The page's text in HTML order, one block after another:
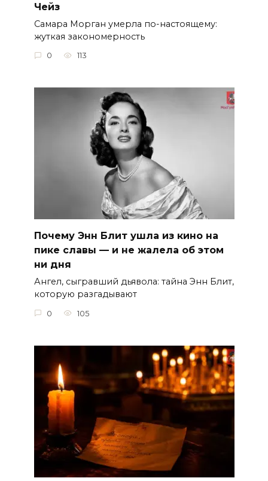
Чейз
Самара Морган умерла по-настоящему:
жуткая закономерность
0 113
Почему Энн Блит ушла из кино на
пике славы — и не жалела об этом
ни дня
Ангел, сыгравший дьявола: тайна Энн Блит,
которую разгадывают
0 105